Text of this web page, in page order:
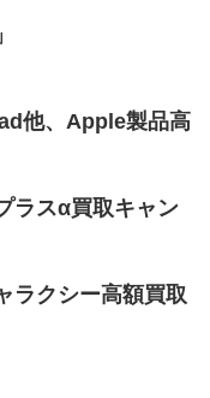
他、Apple製品高
ラスα買取キャン
ラクシー高額買取